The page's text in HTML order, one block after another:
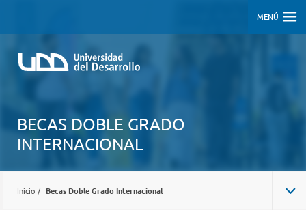
MENÚ
BECAS DOBLE GRADO
INTERNACIONAL
Inicio / Becas Doble Grado Internacional